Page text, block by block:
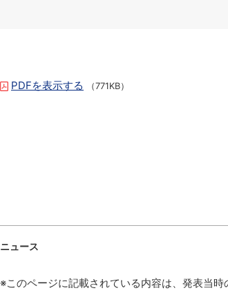
PDFを表示する （771KB）
ニュース
※このページに記載されている内容は、発表当